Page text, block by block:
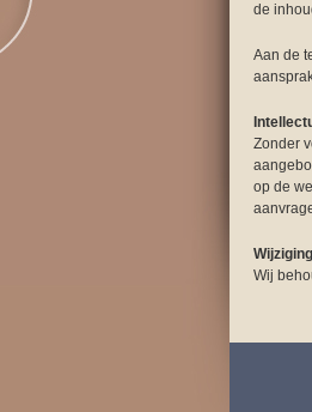
de
Aan de
Zonder
op de
Wij